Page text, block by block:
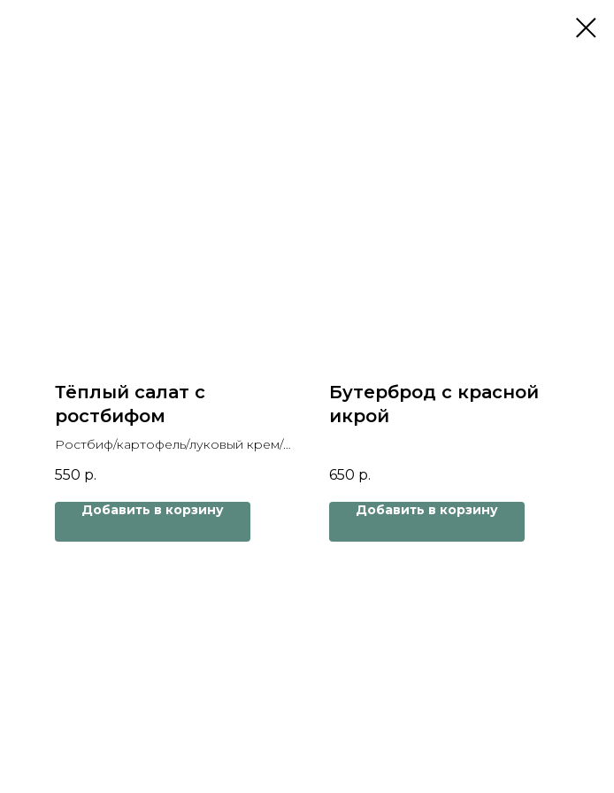
Тёплый салат с
ростбифом
Ростбиф/картофель/луковый крем/
маринованный лук
550 р.
Добавить в корзину
Бутерброд с красной
икрой
650 р.
Добавить в корзину